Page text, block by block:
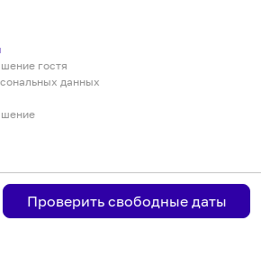
Проверить свободные даты
гостя
данных